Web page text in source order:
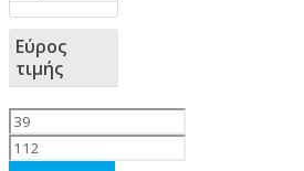
Εύρος
τιμής